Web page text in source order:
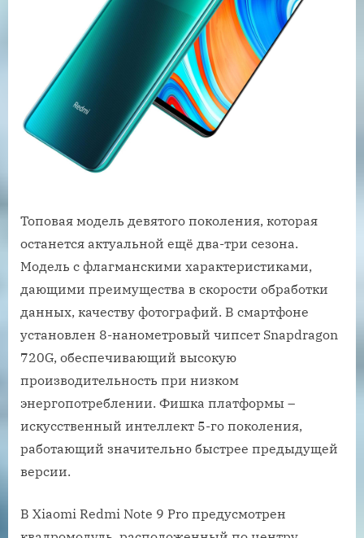
Топовая модель девятого поколения, которая
останется актуальной ещё два-три сезона.
Модель с флагманскими характеристиками,
дающими преимущества в скорости обработки
данных, качеству фотографий. В смартфоне
установлен 8-нанометровый чипсет Snapdragon
720G, обеспечивающий высокую
производительность при низком
энергопотреблении. Фишка платформы –
искусственный интеллект 5-го поколения,
работающий значительно быстрее предыдущей
версии.
В Xiaomi Redmi Note 9 Pro предусмотрен